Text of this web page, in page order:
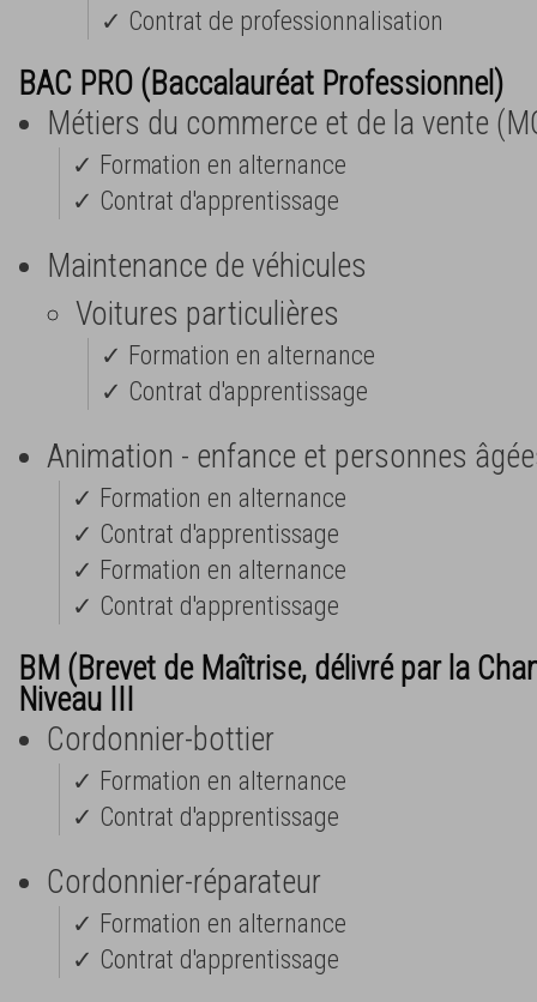
✓ Contrat de professionnalisation
BAC PRO (Baccalauréat Professionnel)
Métiers du commerce et de la vente
✓ Formation en alternance
✓ Contrat d'apprentissage
Maintenance de véhicules
Voitures particulières
✓ Formation en alternance
✓ Contrat d'apprentissage
Animation - enfance et personnes
✓ Formation en alternance
✓ Contrat d'apprentissage
✓ Formation en alternance
✓ Contrat d'apprentissage
BM (Brevet de Maîtrise, délivré par la
Niveau III
Cordonnier-bottier
✓ Formation en alternance
✓ Contrat d'apprentissage
Cordonnier-réparateur
✓ Formation en alternance
✓ Contrat d'apprentissage